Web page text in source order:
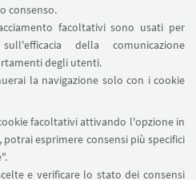
consenso.
facoltativi sono usati per
della comunicazione
degli utenti.
la navigazione solo con i cookie
facoltativi attivando l'opzione in
esprimere consensi più specifici
e verificare lo stato dei consensi
la Photo Gallery
[ .pdf 185Kb ]